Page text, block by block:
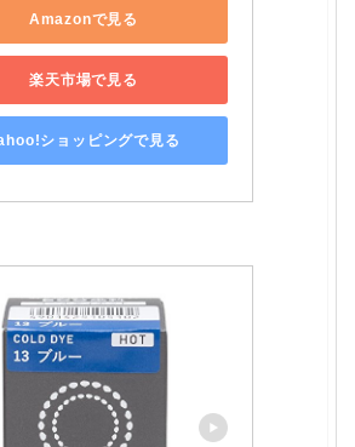
Amazonで見る
楽天市場で見る
ショッピングで見る